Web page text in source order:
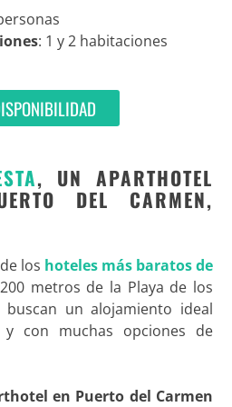
: 1 y 2 habitaciones
, UN APARTHOTEL
DEL CARMEN,
los hoteles más baratos de
metros de la Playa de los
buscan un alojamiento ideal
con muchas opciones de
en Puerto del Carmen